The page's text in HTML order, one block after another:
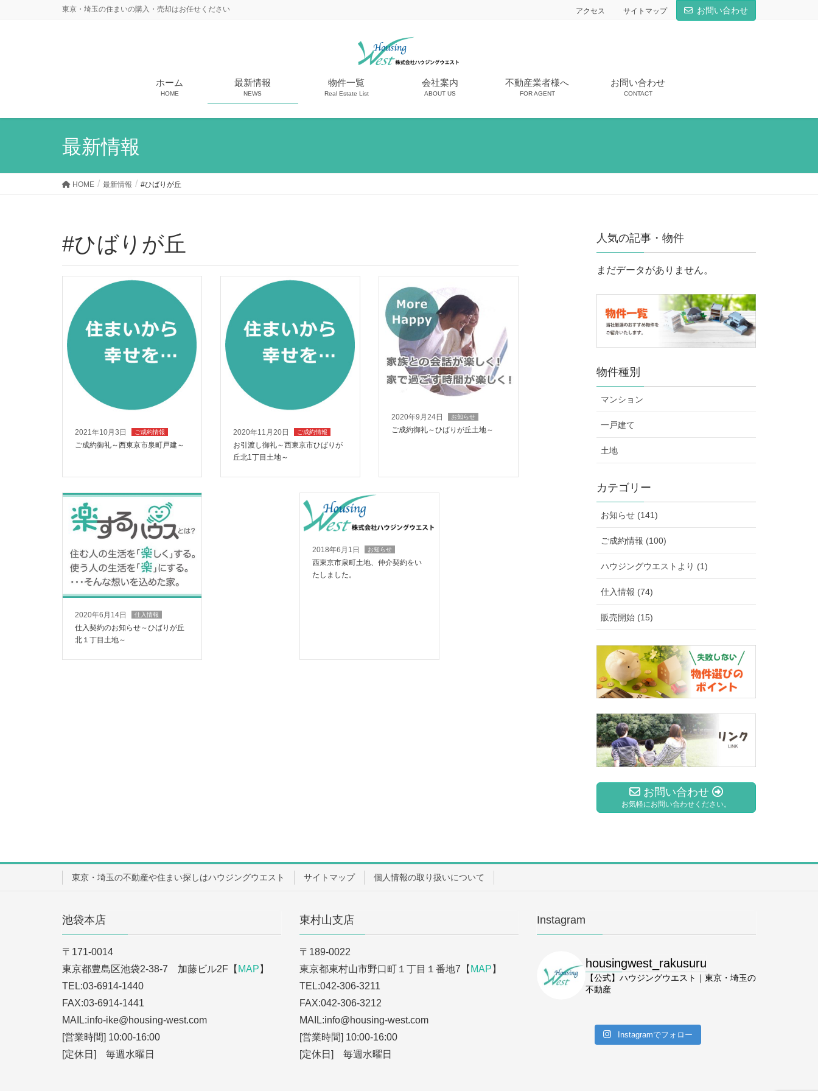
東京・埼玉の住まいの購入・売却はお任せください アクセス サイトマップ お問い合わせ
ホーム
HOME
最新情報
NEWS
物件一覧
Real Estate List
会社案内
ABOUT US
不動産業者様へ
FOR AGENT
お問い合わせ
CONTACT
最新情報
HOME 最新情報 #ひばりが丘
#ひばりが丘
2021年10月3日 ご成約情報
ご成約御礼～西東京市泉町戸建～
2020年11月20日 ご成約情報
お引渡し御礼～西東京市ひばりが
丘北1丁目土地～
2020年9月24日 お知らせ
ご成約御礼～ひばりが丘土地～
2020年6月14日 仕入情報
仕入契約のお知らせ～ひばりが丘
北１丁目土地～
2018年6月1日 お知らせ
西東京市泉町土地、仲介契約をい
たしました。
人気の記事・物件
まだデータがありません。
物件種別
マンション
一戸建て
土地
カテゴリー
お知らせ (141)
ご成約情報 (100)
ハウジングウエストより (1)
仕入情報 (74)
販売開始 (15)
お問い合わせ
お気軽にお問い合わせください。
東京・埼玉の不動産や住まい探しはハウジングウエスト サイトマップ 個人情報の取り扱いについて
池袋本店
〒171-0014
東京都豊島区池袋2-38-7 加藤ビル2F【 MAP 】
TEL:03-6914-1440
FAX:03-6914-1441
MAIL:info-ike@housing-west.com
[営業時間] 10:00-16:00
[定休日] 毎週水曜日
東村山支店
〒189-0022
東京都東村山市野口町１丁目１番地7【 MAP 】
TEL:042-306-3211
FAX:042-306-3212
MAIL:info@housing-west.com
[営業時間] 10:00-16:00
[定休日] 毎週水曜日
Instagram
housingwest_rakusuru
【公式】ハウジングウエスト｜東京・埼玉の
不動産
Instagramでフォロー